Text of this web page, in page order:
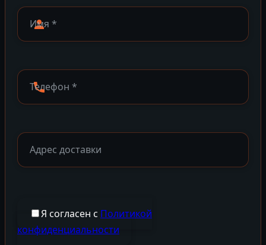
Я согласен с Политикой
конфиденциальности